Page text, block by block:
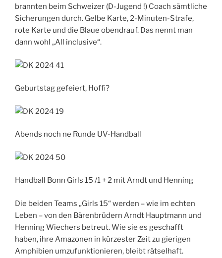
brannten beim Schweizer (D-Jugend !) Coach sämtliche
Sicherungen durch. Gelbe Karte, 2-Minuten-Strafe,
rote Karte und die Blaue obendrauf. Das nennt man
dann wohl „All inclusive“.
Geburtstag gefeiert, Hoffi?
Abends noch ne Runde UV-Handball
Handball Bonn Girls 15 /1 + 2 mit Arndt und Henning
Die beiden Teams „Girls 15“ werden – wie im echten
Leben – von den Bärenbrüdern Arndt Hauptmann und
Henning Wiechers betreut. Wie sie es geschafft
haben, ihre Amazonen in kürzester Zeit zu gierigen
Amphibien umzufunktionieren, bleibt rätselhaft.